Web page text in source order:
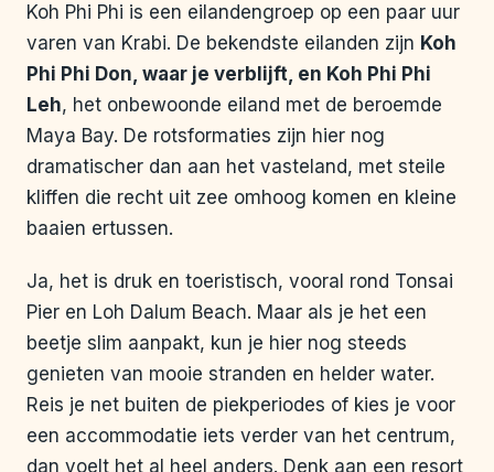
Koh Phi Phi is een eilandengroep op een paar uur
varen van Krabi. De bekendste eilanden zijn Koh
Phi Phi Don, waar je verblijft, en Koh Phi Phi
Leh, het onbewoonde eiland met de beroemde
Maya Bay. De rotsformaties zijn hier nog
dramatischer dan aan het vasteland, met steile
kliffen die recht uit zee omhoog komen en kleine
baaien ertussen.
Ja, het is druk en toeristisch, vooral rond Tonsai
Pier en Loh Dalum Beach. Maar als je het een
beetje slim aanpakt, kun je hier nog steeds
genieten van mooie stranden en helder water.
Reis je net buiten de piekperiodes of kies je voor
een accommodatie iets verder van het centrum,
dan voelt het al heel anders. Denk aan een resort